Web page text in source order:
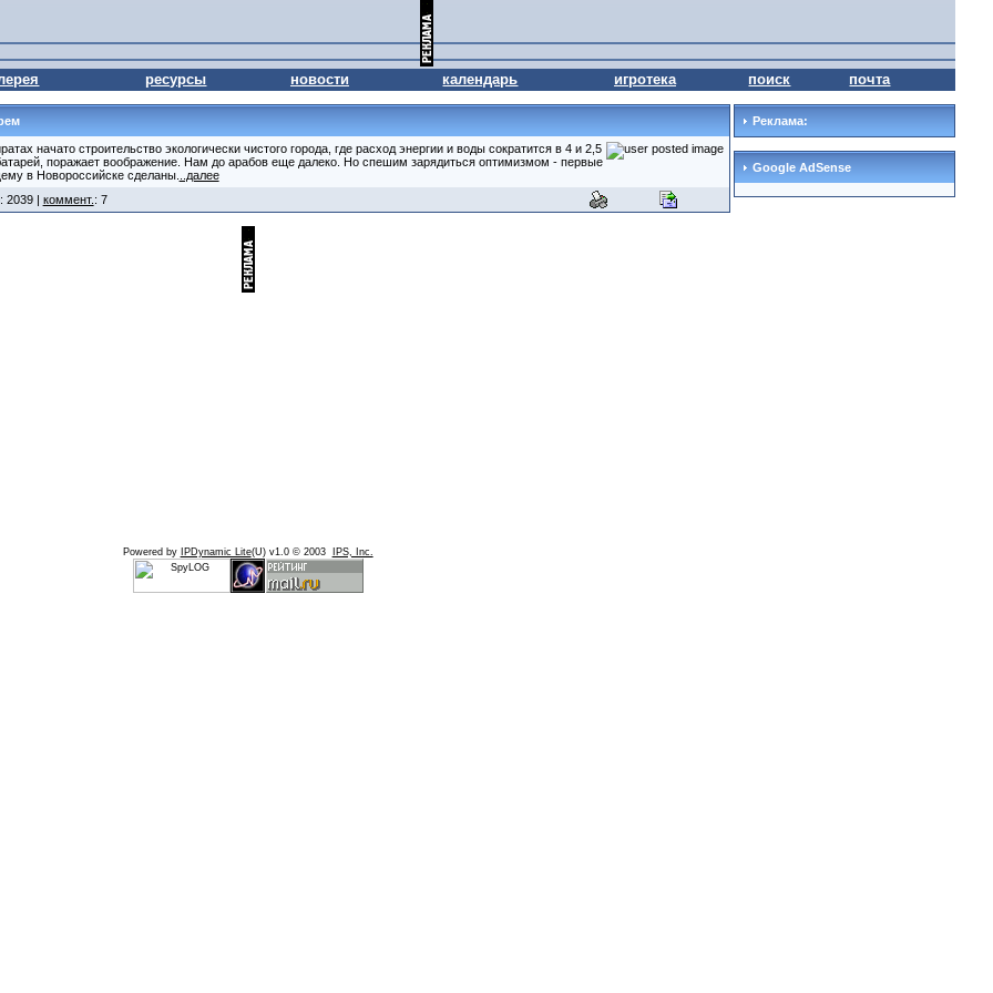
ресурсы новости календарь игротека поиск почта
начато строительство экологически чистого города, где расход энергии и воды сократится в 4 и 2,5
поражает воображение. Нам до арабов еще далеко. Но спешим зарядиться оптимизмом - первые
в Новороссийске сделаны.
..далее
2039 | коммент. : 7
Реклама:
Google AdSense
Powered by IPDynamic Lite(U) v1.0 © 2003 IPS, Inc.